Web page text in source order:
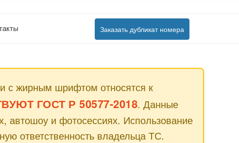
Заказать дубликат номера
с жирным шрифтом относятся к
ГОСТ Р 50577-2018. Данные
автошоу и фотосессиях. Использование
ответственность владельца ТС.